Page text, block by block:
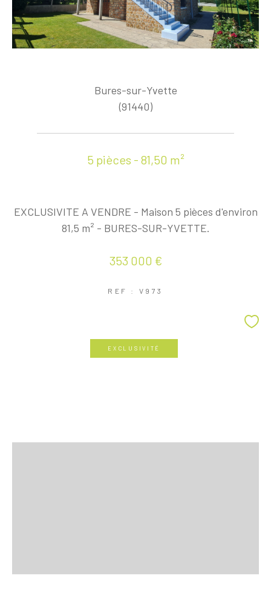
Bures-sur-Yvette
(91440)
5 pièces - 81,50 m²
EXCLUSIVITE A VENDRE - Maison 5 pièces d'environ
81,5 m² - BURES-SUR-YVETTE.
353 000 €
REF : V973
EXCLUSIVITÉ